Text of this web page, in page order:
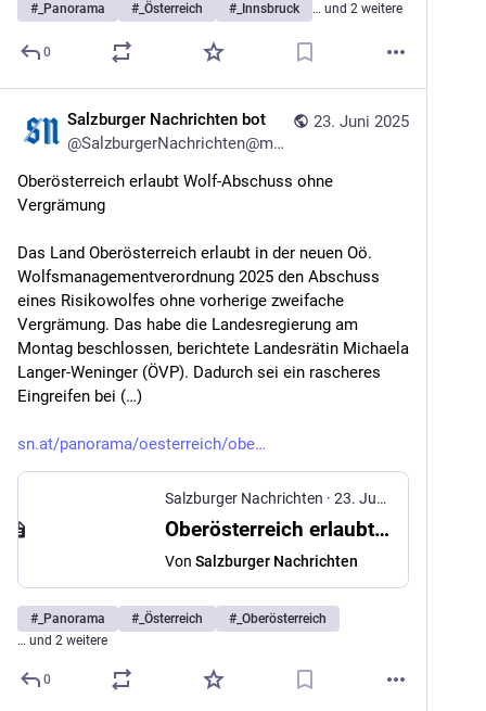
# _Panorama # _Österreich # _Innsbruck … und 2 weitere
0
23. Juni 2025
Salzburger Nachrichten bot
@SalzburgerNachrichten@mstdn.social
Oberösterreich erlaubt Wolf-Abschuss ohne
Vergrämung
Das Land Oberösterreich erlaubt in der neuen Oö.
Wolfsmanagementverordnung 2025 den Abschuss
eines Risikowolfes ohne vorherige zweifache
Vergrämung. Das habe die Landesregierung am
Montag beschlossen, berichtete Landesrätin Michaela
Langer-Weninger (ÖVP). Dadurch sei ein rascheres
Eingreifen bei (…)
sn.at/panorama/oesterreich/obe
Salzburger Nachrichten · 23. Juni 2025
Oberösterreich erlaubt Wolf-Abschuss ohne Vergrämung
Von Salzburger Nachrichten
# _Panorama # _Österreich # _Oberösterreich
… und 2 weitere
0